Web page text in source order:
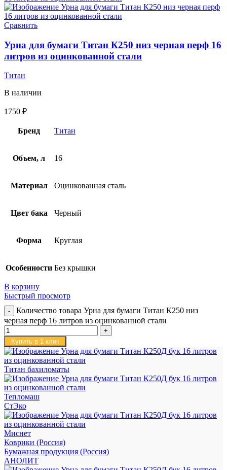
Сравнить
Урна для бумаги Титан К250 низ черная перф 16
литров из оцинкованной стали
Титан
В наличии
1750 ₽
Бренд Титан
Объем, л 16
Материал Оцинкованная сталь
Цвет бака Черный
Форма Круглая
Особенности Без крышки
В корзину
Быстрый просмотр
Количество товара Урна для бумаги Титан К250 низ
черная перф 16 литров из оцинкованной стали
Купить в 1 клик
Титан бахиломаты
Тепломаш
СтЭко
Миснет
Коврики (Россия)
Бумажная продукция (Россия)
АНОЛИТ